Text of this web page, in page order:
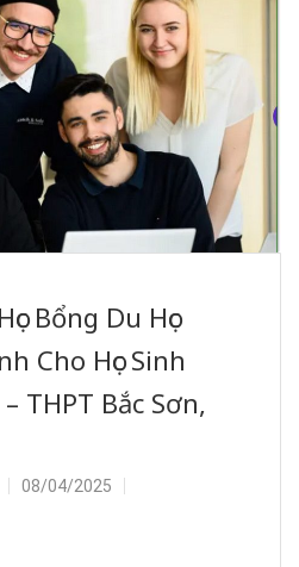
Bổng Du Học
Cho Học Sinh
THPT Bắc Sơn,
08/04/2025